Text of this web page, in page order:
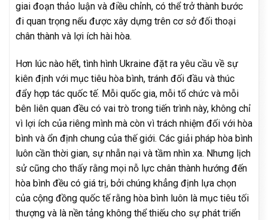
giai đoạn thảo luận và điều chỉnh, có thể trở thành bước
đi quan trọng nếu được xây dựng trên cơ sở đối thoại
chân thành và lợi ích hài hòa.
Hơn lúc nào hết, tình hình Ukraine đặt ra yêu cầu về sự
kiên định với mục tiêu hòa bình, tránh đối đầu và thúc
đẩy hợp tác quốc tế. Mỗi quốc gia, mỗi tổ chức và mỗi
bên liên quan đều có vai trò trong tiến trình này, không chỉ
vì lợi ích của riêng mình mà còn vì trách nhiệm đối với hòa
bình và ổn định chung của thế giới. Các giải pháp hòa bình
luôn cần thời gian, sự nhẫn nại và tầm nhìn xa. Nhưng lịch
sử cũng cho thấy rằng mọi nỗ lực chân thành hướng đến
hòa bình đều có giá trị, bởi chúng khẳng định lựa chọn
của cộng đồng quốc tế rằng hòa bình luôn là mục tiêu tối
thượng và là nền tảng không thể thiếu cho sự phát triển